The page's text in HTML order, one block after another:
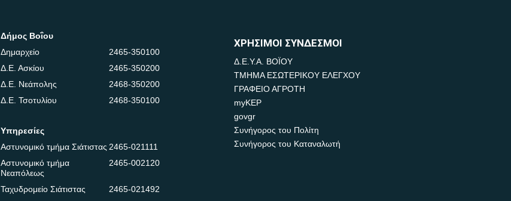
Δήμος Βοΐου
Δημαρχείο
2465-350100
Δ.Ε. Ασκίου
2465-350200
Δ.Ε. Νεάπολης
2468-350200
Δ.Ε. Τσοτυλίου
2468-350100
Υπηρεσίες
Αστυνομικό τμήμα Σιάτιστας2465-021111
Αστυνομικό τμήμα
Νεαπόλεως
2465-002120
Ταχυδρομείο Σιάτιστας
2465-021492
ΧΡΗΣΙΜΟΙ ΣΥΝΔΕΣΜΟΙ
Δ.Ε.Υ.Α. ΒΟΪΟΥ
ΤΜΗΜΑ ΕΣΩΤΕΡΙΚΟΥ ΕΛΕΓΧΟΥ
ΓΡΑΦΕΙΟ ΑΓΡΟΤΗ
myKEP
govgr
Συνήγορος του Πολίτη
Συνήγορος του Καταναλωτή